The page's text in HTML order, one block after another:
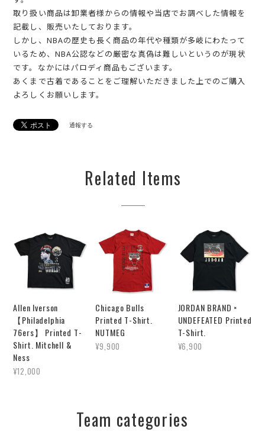
取り扱い商品は卸業者様からの情報や当店でお調べした情報を
記載し、販売いたしております。
しかし、NBAの歴史も長く商品の年代や種類が多岐にわたって
いるため、NBA公認などの厳密な真偽は難しいというのが現状
です。なかにはパロディ商品もございます。
あくまで古着であることをご理解いただきました上でのご購入
よろしくお願いします。
通報する
Related Items
Allen Iverson
【Philadelphia
76ers】 Printed T-
Shirt. Mitchell &
Ness
¥12,000
Chicago Bulls
Printed T-Shirt.
NUTMEG
¥9,900
JORDAN BRAND ×
UNDEFEATED Printed
T-Shirt.
¥6,900
Team categories